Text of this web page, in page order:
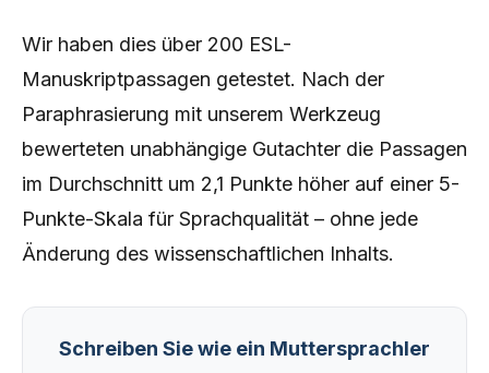
Wir haben dies über 200 ESL-
Manuskriptpassagen getestet. Nach der
Paraphrasierung mit unserem Werkzeug
bewerteten unabhängige Gutachter die Passagen
im Durchschnitt um 2,1 Punkte höher auf einer 5-
Punkte-Skala für Sprachqualität – ohne jede
Änderung des wissenschaftlichen Inhalts.
Schreiben Sie wie ein Muttersprachler